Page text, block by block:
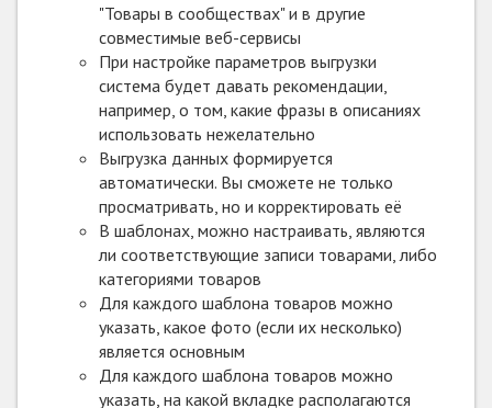
"Товары в сообществах" и в другие
совместимые веб-сервисы
При настройке параметров выгрузки
система будет давать рекомендации,
например, о том, какие фразы в описаниях
использовать нежелательно
Выгрузка данных формируется
автоматически. Вы сможете не только
просматривать, но и корректировать её
В шаблонах, можно настраивать, являются
ли соответствующие записи товарами, либо
категориями товаров
Для каждого шаблона товаров можно
указать, какое фото (если их несколько)
является основным
Для каждого шаблона товаров можно
указать, на какой вкладке располагаются